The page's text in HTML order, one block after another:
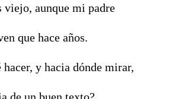
viejo, aunque mi padre
que hace años.
hacer, y hacia dónde mirar,